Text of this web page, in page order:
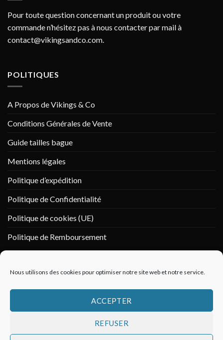
Nous utilisons des cookies pour optimiser notre site web et notre service.
ACCEPTER
REFUSER
Pour toute question concernant un produit ou votre
commande n’hésitez pas à nous contacter par mail à
contact@vikingsandco.com.
POLITIQUES
A Propos de Vikings & Co
Conditions Générales de Vente
Guide tailles bague
Mentions légales
Politique d’expédition
Politique de Confidentialité
Politique de cookies (UE)
Politique de Remboursement